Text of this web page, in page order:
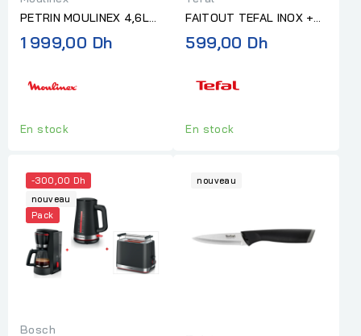
PETRIN MOULINEX 4,6L
1100W GRIS+KIT INOX
1 999,00 Dh
En stock
FAITOUT TEFAL INOX +
COUVERCLE EN VERRE
28CM PRIMARY MARMITE
599,00 Dh
En stock
-300,00 Dh
nouveau
Pack
Bosch
nouveau